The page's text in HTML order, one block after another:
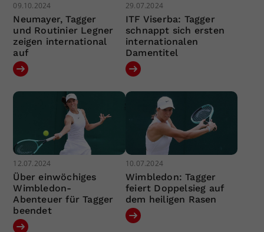
09.10.2024
Neumayer, Tagger
und Routinier Legner
zeigen international
auf
29.07.2024
ITF Viserba: Tagger
schnappt sich ersten
internationalen
Damentitel
12.07.2024
Über einwöchiges
Wimbledon-
Abenteuer für Tagger
beendet
10.07.2024
Wimbledon: Tagger
feiert Doppelsieg auf
dem heiligen Rasen